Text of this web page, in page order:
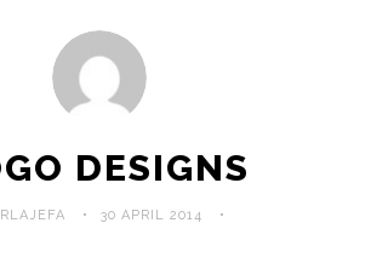
DESIGNS
30 APRIL 2014